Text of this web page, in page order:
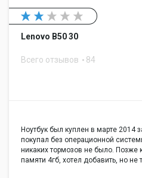
Lenovo B50 30
Всего отзывов 84
Ноутбук был куплен в марте 2014
покупал без операционной
никаких тормозов не было. Позже
памяти 4гб, хотел добавить, но не